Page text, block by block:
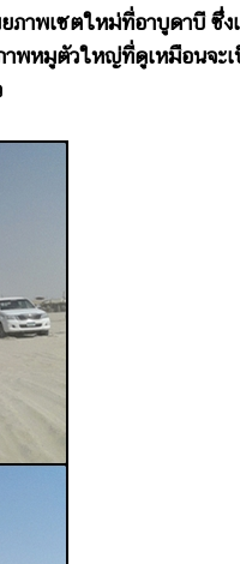
ภาพเซตใหม่ที่อาบูดาบี ซึ่ง
าพหมูตัวใหญ่ที่ดูเหมือนจะ